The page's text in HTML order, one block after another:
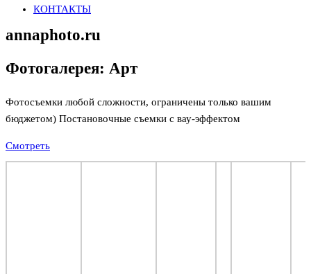
КОНТАКТЫ
annaphoto.ru
Фотогалерея: Арт
Фотосъемки любой сложности, ограничены только вашим
бюджетом) Постановочные съемки с вау-эффектом
Смотреть